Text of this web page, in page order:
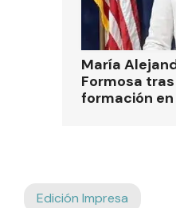
María
Formosa
formación
Edición Impresa